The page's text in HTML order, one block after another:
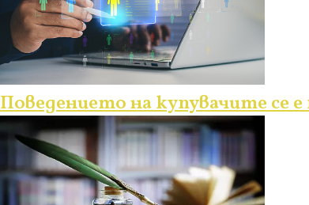
Поведението на купувачите се